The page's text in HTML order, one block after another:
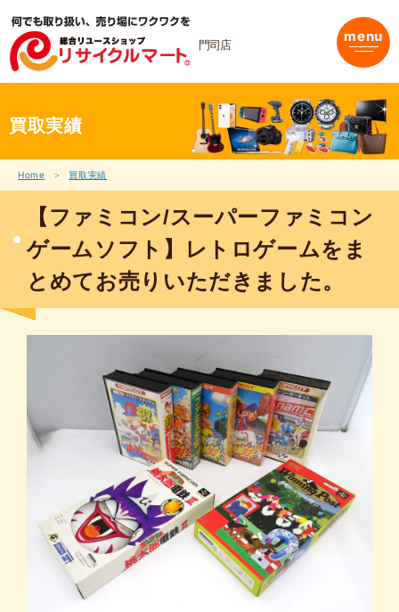
ス
門司店 menu
買取実績
Home 買取実績
【ファミコン/スーパーファミコン
ゲームソフト】レトロゲームをま
とめてお売りいただきました。